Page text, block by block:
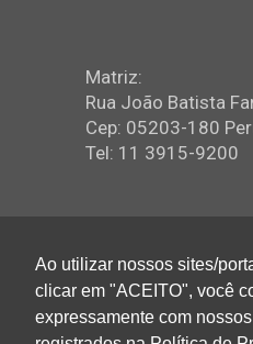
Matriz:
Rua João Batista
Cep: 05203-180
Tel: 11 3915-9200
Ao utilizar nossos sites/
clicar em "ACEITO", você
expressamente com